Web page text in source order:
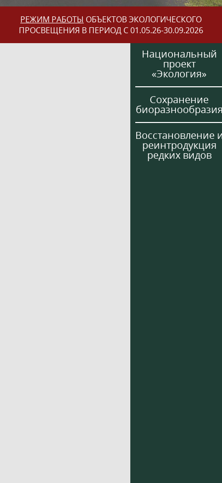
РЕЖИМ РАБОТЫ ОБЪЕКТОВ ЭКОЛОГИЧЕСКОГО
ПРОСВЕЩЕНИЯ В ПЕРИОД С 01.05.26-30.09.2026
Национальный
проект
«Экология»
Сохранение
Восстановление
реинтродукция
редких видов